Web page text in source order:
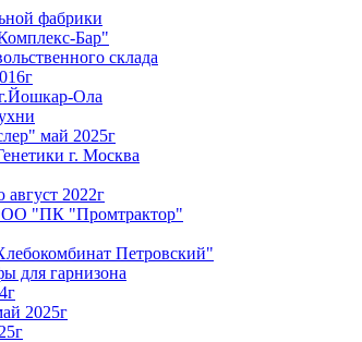
фабрики
Бар"
склада
Ола
май 2025г
г. Москва
август 2022г
"ПК "Промтрактор"
Петровский"
для гарнизона
2025г